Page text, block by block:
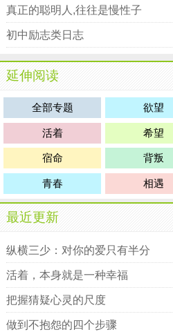
真正的聪明人,往往是慢性子
初中励志类日志
延伸阅读
全部专题 欲望
活着 希望
宿命 背叛
青春 相遇
最近更新
纵横三少：对你的爱只有半分
活着，本身就是一种幸福
把握猜疑心灵的尺度
做到不抱怨的四个步骤